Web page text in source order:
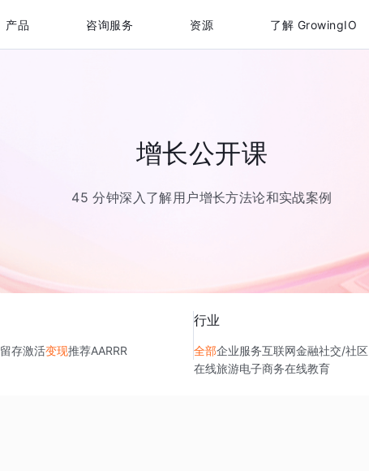
产品 咨询服务 资源 了解 GrowingIO
增长公开课
45 分钟深入了解用户增长方法论和实战案例
留存激活变现推荐AARRR
行业
全部企业服务互联网金融社交/社区
在线旅游电子商务在线教育